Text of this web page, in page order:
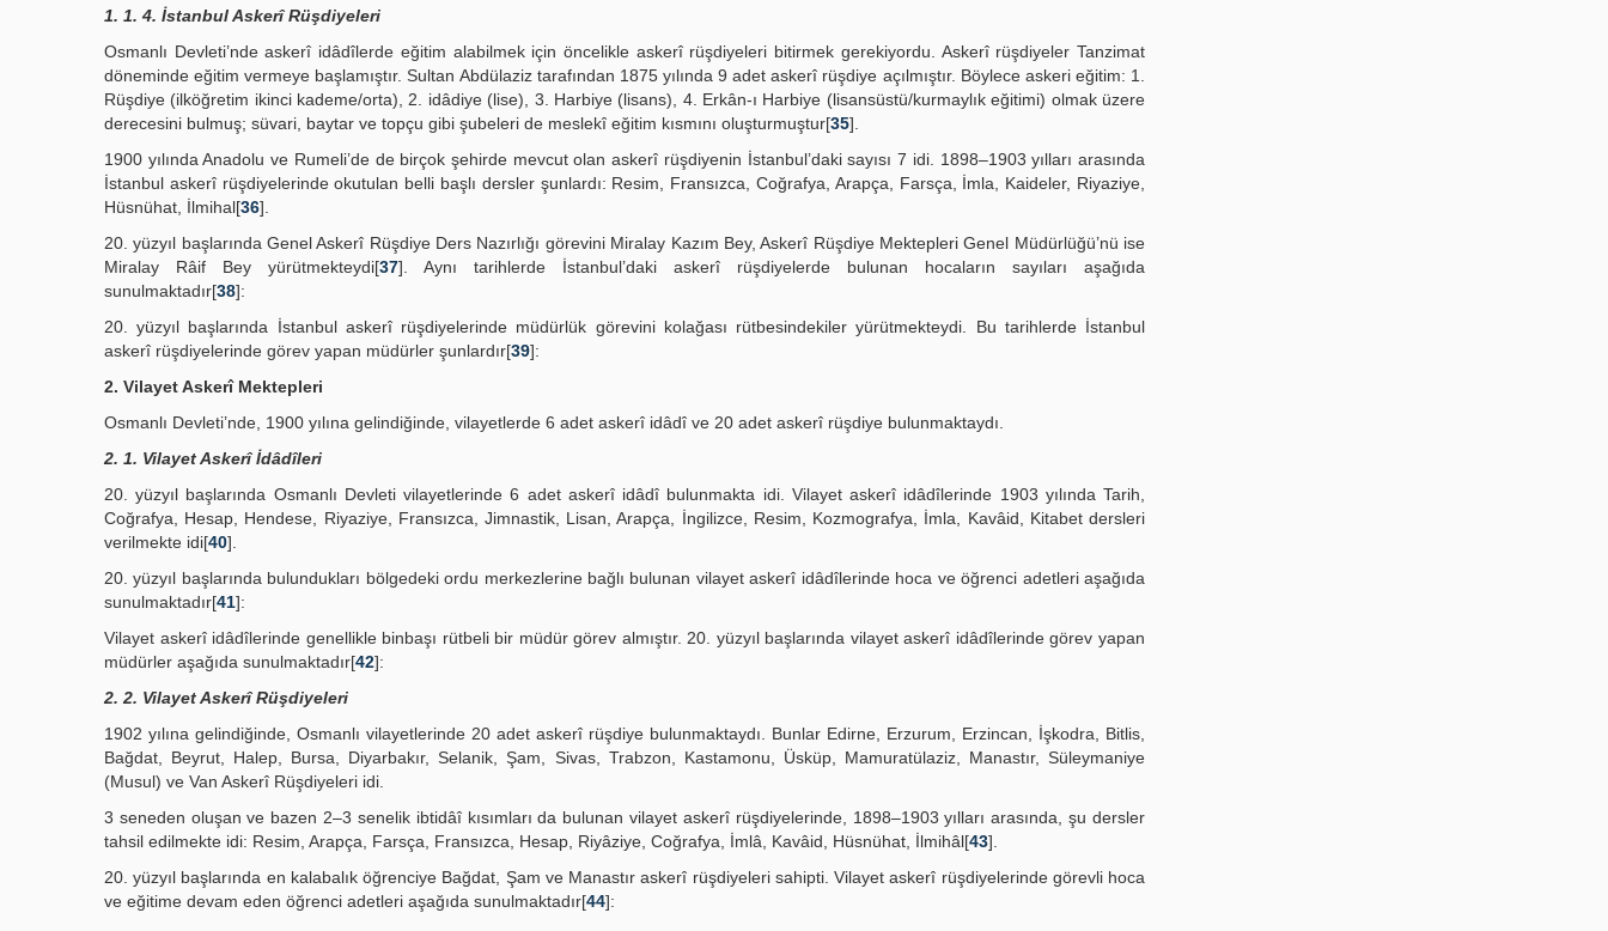
1. 1. 4. İstanbul Askerî Rüşdiyeleri
Osmanlı Devleti’nde askerî idâdîlerde eğitim alabilmek için öncelikle askerî rüşdiyeleri bitirmek gerekiyordu. Askerî rüşdiyeler Tanzimat
döneminde eğitim vermeye başlamıştır. Sultan Abdülaziz tarafından 1875 yılında 9 adet askerî rüşdiye açılmıştır. Böylece askeri eğitim: 1.
Rüşdiye (ilköğretim ikinci kademe/orta), 2. idâdiye (lise), 3. Harbiye (lisans), 4. Erkân-ı Harbiye (lisansüstü/kurmaylık eğitimi) olmak üzere
derecesini bulmuş; süvari, baytar ve topçu gibi şubeleri de meslekî eğitim kısmını oluşturmuştur[35].
1900 yılında Anadolu ve Rumeli’de de birçok şehirde mevcut olan askerî rüşdiyenin İstanbul’daki sayısı 7 idi. 1898–1903 yılları arasında
İstanbul askerî rüşdiyelerinde okutulan belli başlı dersler şunlardı: Resim, Fransızca, Coğrafya, Arapça, Farsça, İmla, Kaideler, Riyaziye,
Hüsnühat, İlmihal[36].
20. yüzyıl başlarında Genel Askerî Rüşdiye Ders Nazırlığı görevini Miralay Kazım Bey, Askerî Rüşdiye Mektepleri Genel Müdürlüğü’nü ise
Miralay Râif Bey yürütmekteydi[37]. Aynı tarihlerde İstanbul’daki askerî rüşdiyelerde bulunan hocaların sayıları aşağıda
sunulmaktadır[38]:
20. yüzyıl başlarında İstanbul askerî rüşdiyelerinde müdürlük görevini kolağası rütbesindekiler yürütmekteydi. Bu tarihlerde İstanbul
askerî rüşdiyelerinde görev yapan müdürler şunlardır[39]:
2. Vilayet Askerî Mektepleri
Osmanlı Devleti’nde, 1900 yılına gelindiğinde, vilayetlerde 6 adet askerî idâdî ve 20 adet askerî rüşdiye bulunmaktaydı.
2. 1. Vilayet Askerî İdâdîleri
20. yüzyıl başlarında Osmanlı Devleti vilayetlerinde 6 adet askerî idâdî bulunmakta idi. Vilayet askerî idâdîlerinde 1903 yılında Tarih,
Coğrafya, Hesap, Hendese, Riyaziye, Fransızca, Jimnastik, Lisan, Arapça, İngilizce, Resim, Kozmografya, İmla, Kavâid, Kitabet dersleri
verilmekte idi[40].
20. yüzyıl başlarında bulundukları bölgedeki ordu merkezlerine bağlı bulunan vilayet askerî idâdîlerinde hoca ve öğrenci adetleri aşağıda
sunulmaktadır[41]:
Vilayet askerî idâdîlerinde genellikle binbaşı rütbeli bir müdür görev almıştır. 20. yüzyıl başlarında vilayet askerî idâdîlerinde görev yapan
müdürler aşağıda sunulmaktadır[42]:
2. 2. Vilayet Askerî Rüşdiyeleri
1902 yılına gelindiğinde, Osmanlı vilayetlerinde 20 adet askerî rüşdiye bulunmaktaydı. Bunlar Edirne, Erzurum, Erzincan, İşkodra, Bitlis,
Bağdat, Beyrut, Halep, Bursa, Diyarbakır, Selanik, Şam, Sivas, Trabzon, Kastamonu, Üsküp, Mamuratülaziz, Manastır, Süleymaniye
(Musul) ve Van Askerî Rüşdiyeleri idi.
3 seneden oluşan ve bazen 2–3 senelik ibtidâî kısımları da bulunan vilayet askerî rüşdiyelerinde, 1898–1903 yılları arasında, şu dersler
tahsil edilmekte idi: Resim, Arapça, Farsça, Fransızca, Hesap, Riyâziye, Coğrafya, İmlâ, Kavâid, Hüsnühat, İlmihâl[43].
20. yüzyıl başlarında en kalabalık öğrenciye Bağdat, Şam ve Manastır askerî rüşdiyeleri sahipti. Vilayet askerî rüşdiyelerinde görevli hoca
ve eğitime devam eden öğrenci adetleri aşağıda sunulmaktadır[44]: